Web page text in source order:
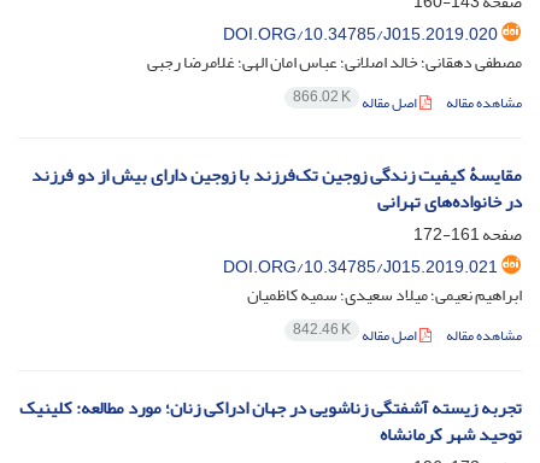
DOI.ORG/10.34785/J015.2019.020
مصطفی دهقانی؛ خالد اصلانی؛ عباس امان الهی؛ غلامرضا رجبی
مشاهده مقاله اصل مقاله 866.02 K
مقایسۀ کیفیت زندگی زوجین تک‌فرزند با زوجین دارای بیش از دو فرزند
در خانواده‌های تهرانی
صفحه161-172
DOI.ORG/10.34785/J015.2019.021
ابراهیم نعیمی؛ میلاد سعیدی؛ سمیه کاظمیان
مشاهده مقاله اصل مقاله 842.46 K
تجربه زیسته آشفتگی زناشویی در جهان ادراکی زنان؛ مورد مطالعه: کلینیک
توحید شهر کرمانشاه